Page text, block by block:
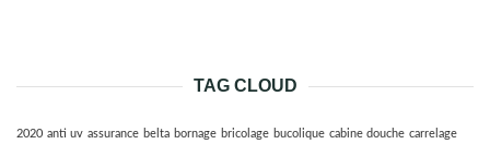
TAG CLOUD
2020 anti uv assurance belta bornage bricolage bucolique cabine douche carrelage